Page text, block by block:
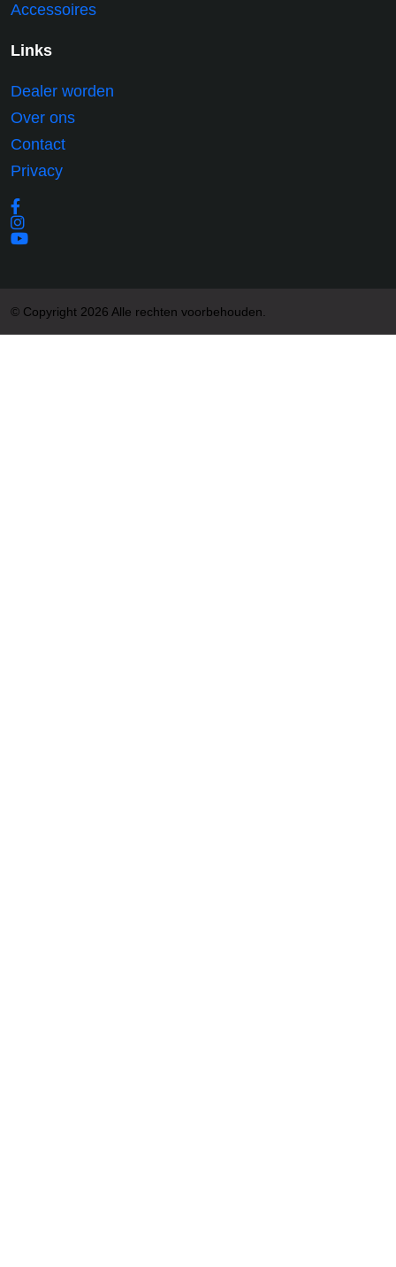
Accessoires
Links
Dealer worden
Over ons
Contact
Privacy
© Copyright 2026 Alle rechten voorbehouden.